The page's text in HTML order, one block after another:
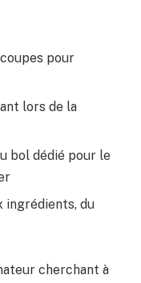
pour
lors de la
bol dédié pour le
ingrédients, du
cherchant à